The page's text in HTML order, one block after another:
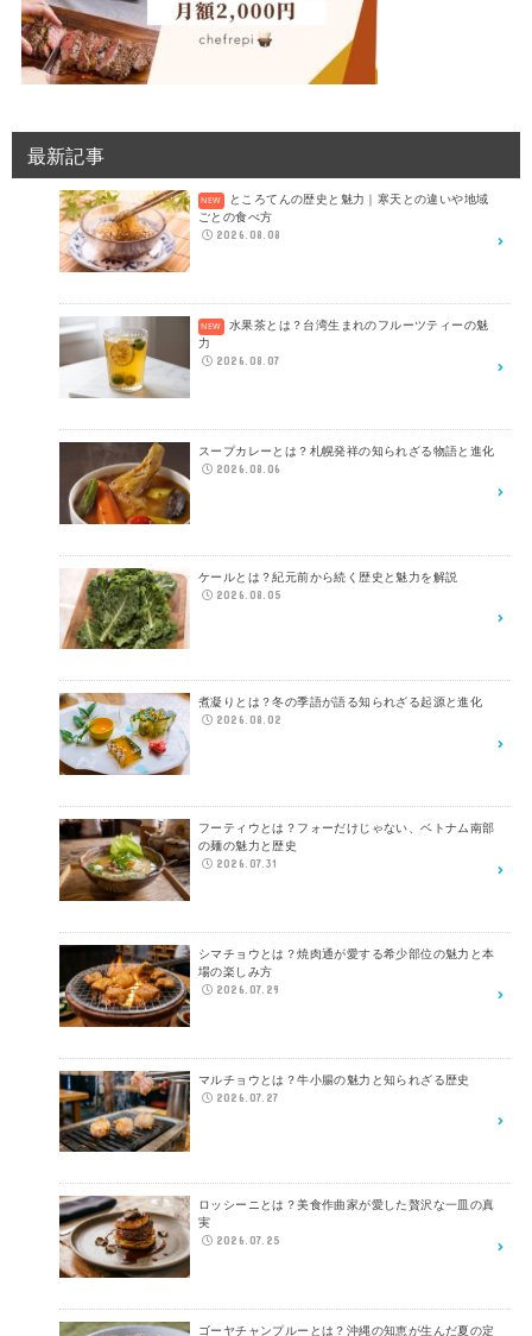
最新記事
ところてんの歴史と魅力｜寒天との違いや地域
ごとの食べ方
2026.08.08
水果茶とは？台湾生まれのフルーツティーの魅
力
2026.08.07
スープカレーとは？札幌発祥の知られざる物語と進化
2026.08.06
ケールとは？紀元前から続く歴史と魅力を解説
2026.08.05
煮凝りとは？冬の季語が語る知られざる起源と進化
2026.08.02
フーティウとは？フォーだけじゃない、ベトナム南部
の麺の魅力と歴史
2026.07.31
シマチョウとは？焼肉通が愛する希少部位の魅力と本
場の楽しみ方
2026.07.29
マルチョウとは？牛小腸の魅力と知られざる歴史
2026.07.27
ロッシーニとは？美食作曲家が愛した贅沢な一皿の真
実
2026.07.25
ゴーヤチャンプルーとは？沖縄の知恵が生んだ夏の定